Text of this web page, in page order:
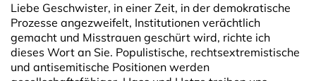
Liebe Geschwister, in einer Zeit, in der demokratische
Prozesse angezweifelt, Institutionen verächtlich
gemacht und Misstrauen geschürt wird, richte ich
dieses Wort an Sie. Populistische, rechtsextremistische
und antisemitische Positionen werden